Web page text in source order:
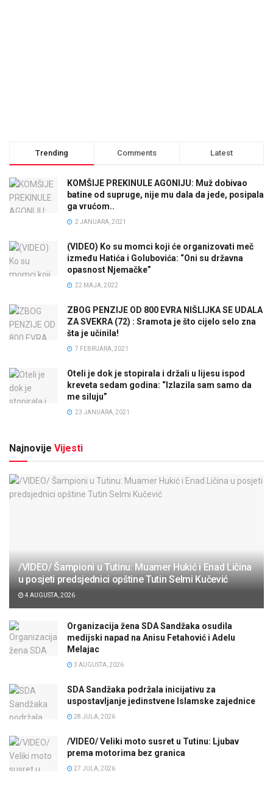
Trending Comments Latest
KOMŠIJE PREKINULE AGONIJU: Muž dobivao
batine od supruge, nije mu dala da jede, posipala
ga vrućom..
2 JANUARA, 2021
(VIDEO) Ko su momci koji će organizovati meč
između Hatića i Golubovića: “Oni su državna
opasnost Njemačke”
22 MAJA, 2022
ZBOG PENZIJE OD 800 EVRA NIŠLIJKA SE UDALA
ZA SVEKRA (72) : Sramota je što cijelo selo zna
šta je učinila!
7 FEBRUARA, 2021
Oteli je dok je stopirala i držali u lijesu ispod
kreveta sedam godina: “Izlazila sam samo da
me siluju”
23 JANUARA, 2021
Najnovije Vijesti
/VIDEO/ Šampioni u Tutinu: Muamer Hukić i Enad Ličina
u posjeti predsjednici opštine Tutin Selmi Kučević
4 AUGUSTA, 2026
Organizacija žena SDA Sandžaka osudila
medijski napad na Anisu Fetahović i Adelu
Melajac
3 AUGUSTA, 2026
SDA Sandžaka podržala inicijativu za
uspostavljanje jedinstvene Islamske zajednice
28 JULA, 2026
/VIDEO/ Veliki moto susret u Tutinu: Ljubav
prema motorima bez granica
27 JULA, 2026